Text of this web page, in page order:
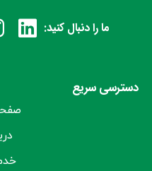
ما را دنبال کنید:
دسترسی سریع